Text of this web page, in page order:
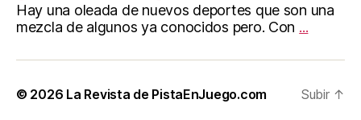
Hay una oleada de nuevos deportes que son una
mezcla de algunos ya conocidos pero. Con ...
© 2026 La Revista de PistaEnJuego.com Subir ↑